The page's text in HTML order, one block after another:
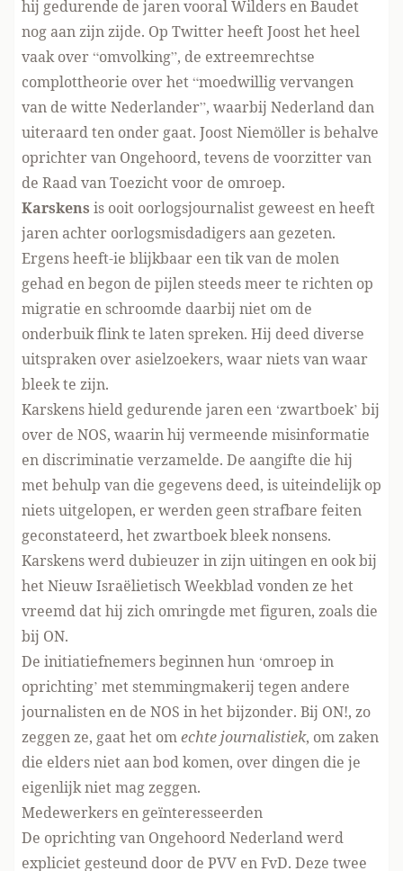
hij gedurende de jaren vooralWilders en Baudet
nog aan zijn zijde. Op Twitterheeft Joosthetheel
vaakover “omvolking”, de extreemrechtse
complottheorie over het “moedwillig vervangen
van de witte Nederlander”, waarbij Nederland dan
uiteraard ten onder gaat. Joost Niemöller is behalve
oprichter van Ongehoord, tevens de voorzitter van
de Raad van Toezicht voor de omroep.
Karskens is ooit oorlogsjournalist geweest en heeft
jaren achter oorlogsmisdadigers aan gezeten.
Ergens heeft-ie blijkbaar een tik van de molen
gehad en begon de pijlen steeds meer te richten op
migratie en schroomde daarbij niet om de
onderbuik flink te laten spreken. Hij deed diverse
uitspraken over asielzoekers, waarniets van waar
bleek te zijn.
Karskens hield gedurende jaren een ‘zwartboek’ bij
over de NOS, waarin hij vermeende misinformatie
en discriminatie verzamelde. De aangifte die hij
met behulp van die gegevens deed, is uiteindelijkop
niets uitgelopen, er werden geen strafbare feiten
geconstateerd, het zwartboek bleek nonsens.
Karskens werd dubieuzer in zijn uitingen en ook bij
het Nieuw Israëlietisch Weekblad vonden ze het
vreemd dat hij zich omringde met figuren, zoals die
bij ON.
De initiatiefnemers beginnen hun ‘omroep in
oprichting’ met stemmingmakerij tegen andere
journalisten en de NOS in het bijzonder. Bij ON!, zo
zeggen ze, gaat het omechte journalistiek, om zaken
die elders niet aan bod komen, over dingen die je
eigenlijk niet mag zeggen.
Medewerkers en geïnteresseerden
De oprichting van Ongehoord Nederland werd
expliciet gesteund door de PVV en FvD. Deze twee